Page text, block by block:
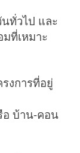
ทั่วไป และ
ที่เหมาะ
งการที่อยู่
อ บ้าน-คอน